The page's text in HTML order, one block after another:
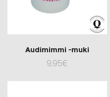
Audimimmi -muki
9,95€